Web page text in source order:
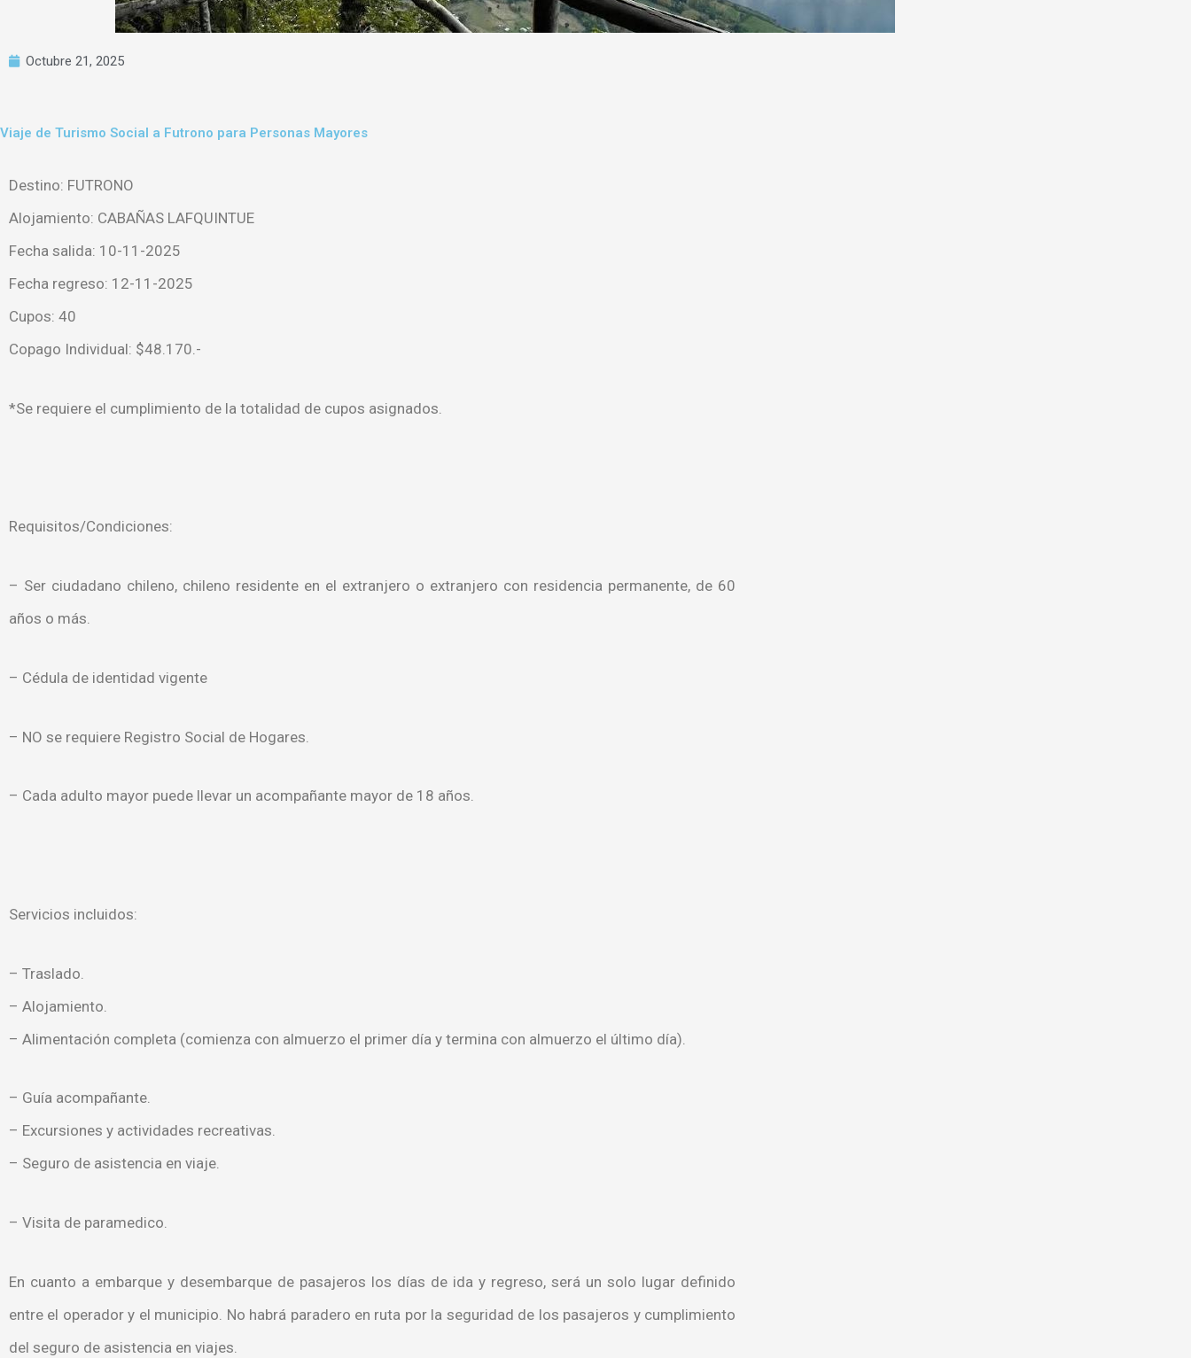
Octubre 21, 2025
Viaje de Turismo Social a Futrono para Personas Mayores
Destino: FUTRONO
Alojamiento: CABAÑAS LAFQUINTUE
Fecha salida: 10-11-2025
Fecha regreso: 12-11-2025
Cupos: 40
Copago Individual: $48.170.-
*Se requiere el cumplimiento de la totalidad de cupos asignados.
Requisitos/Condiciones:
– Ser ciudadano chileno, chileno residente en el extranjero o extranjero con residencia permanente, de 60
años o más.
– Cédula de identidad vigente
– NO se requiere Registro Social de Hogares.
– Cada adulto mayor puede llevar un acompañante mayor de 18 años.
Servicios incluidos:
– Traslado.
– Alojamiento.
– Alimentación completa (comienza con almuerzo el primer día y termina con almuerzo el último día).
– Guía acompañante.
– Excursiones y actividades recreativas.
– Seguro de asistencia en viaje.
– Visita de paramedico.
En cuanto a embarque y desembarque de pasajeros los días de ida y regreso, será un solo lugar definido
entre el operador y el municipio. No habrá paradero en ruta por la seguridad de los pasajeros y cumplimiento
del seguro de asistencia en viajes.